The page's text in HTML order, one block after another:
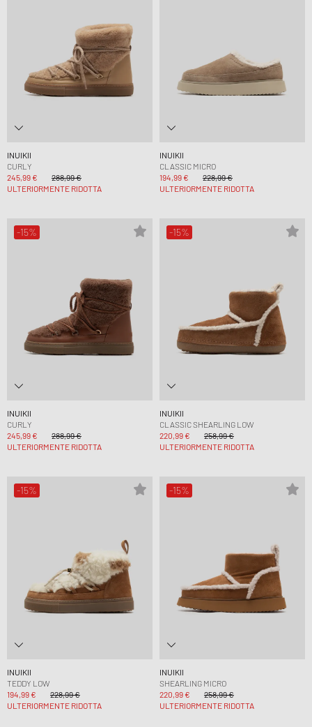
INUIKII
CURLY
245,99 €
288,99 €
ULTERIORMENTE RIDOTTA
INUIKII
CLASSIC MICRO
194,99 €
228,99 €
ULTERIORMENTE RIDOTTA
-15%
INUIKII
CURLY
245,99 €
288,99 €
ULTERIORMENTE RIDOTTA
-15%
INUIKII
CLASSIC SHEARLING LOW
220,99 €
258,99 €
ULTERIORMENTE RIDOTTA
-15%
INUIKII
TEDDY LOW
194,99 €
228,99 €
ULTERIORMENTE RIDOTTA
-15%
INUIKII
SHEARLING MICRO
220,99 €
258,99 €
ULTERIORMENTE RIDOTTA